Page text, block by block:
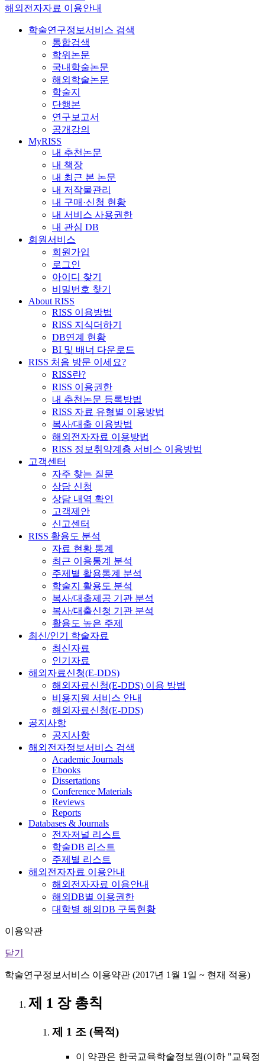
해외전자자료 이용안내
학술연구정보서비스 검색
통합검색
학위논문
국내학술논문
해외학술논문
학술지
단행본
연구보고서
공개강의
MyRISS
내 추천논문
내 책장
내 최근 본 논문
내 저작물관리
내 구매·신청 현황
내 서비스 사용권한
내 관심 DB
회원서비스
회원가입
로그인
아이디 찾기
비밀번호 찾기
About RISS
RISS 이용방법
RISS 지식더하기
DB연계 현황
BI 및 배너 다운로드
RISS 처음 방문 이세요?
RISS란?
RISS 이용권한
내 추천논문 등록방법
RISS 자료 유형별 이용방법
복사/대출 이용방법
해외전자자료 이용방법
RISS 정보취약계층 서비스 이용방법
고객센터
자주 찾는 질문
상담 신청
상담 내역 확인
고객제안
신고센터
RISS 활용도 분석
자료 현황 통계
최근 이용통계 분석
주제별 활용통계 분석
학술지 활용도 분석
복사/대출제공 기관 분석
복사/대출신청 기관 분석
활용도 높은 주제
최신/인기 학술자료
최신자료
인기자료
해외자료신청(E-DDS)
해외자료신청(E-DDS) 이용 방법
비용지원 서비스 안내
해외자료신청(E-DDS)
공지사항
공지사항
해외전자정보서비스 검색
Academic Journals
Ebooks
Dissertations
Conference Materials
Reviews
Reports
Databases & Journals
전자저널 리스트
학술DB 리스트
주제별 리스트
해외전자자료 이용안내
해외전자자료 이용안내
해외DB별 이용권한
대학별 해외DB 구독현황
이용약관
닫기
학술연구정보서비스 이용약관 (2017년 1월 1일 ~ 현재 적용)
제 1 장 총칙
제 1 조 (목적)
이 약관은 한국교육학술정보원(이하 "교육정